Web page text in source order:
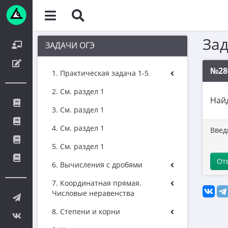
ЗАДАЧИ ОГЭ
1. Практическая задача 1-5
2. См. раздел 1
3. См. раздел 1
4. См. раздел 1
5. См. раздел 1
6. Вычисления с дробями
7. Координатная прямая.
Числовые неравенства
8. Степени и корни